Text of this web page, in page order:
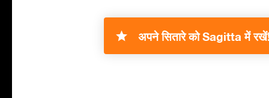
अपने सितारे को Sagitta में